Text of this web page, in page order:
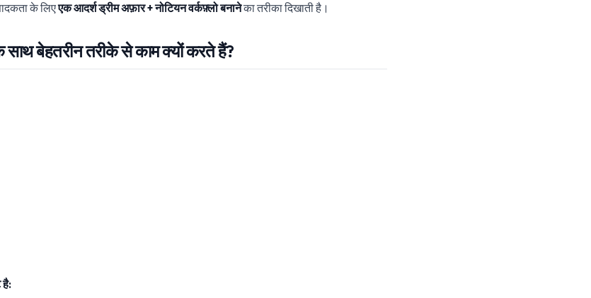
के लिएएक आदर्श ड्रीम अफ़ार + नोटियन वर्कफ़्लो बनानेका तरीका दिखाती है।
बेहतरीन तरीके से काम क्यों करते हैं?
है: